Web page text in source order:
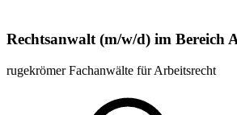
Rechtsanwalt (m/w/d) im Bereich
rugekrömer Fachanwälte für Arbeitsrecht